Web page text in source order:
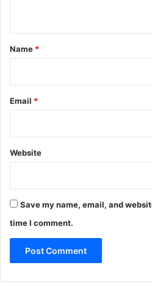
*
Name *
Email *
Website
Save my name, email, and
time I comment.